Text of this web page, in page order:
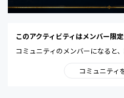
このアクティビティはメンバー限定
コミュニティのメンバーになると
コミュニティ